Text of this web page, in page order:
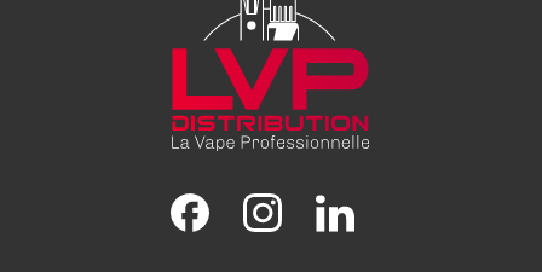
Facebook Instagram